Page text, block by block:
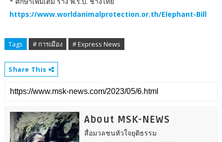
https://www.worldanimalprotection.or.th/Elephant-Bill
Tags # การเมือง # Express News
Share This
About MSK-NEWS
สื่อมวลชนหัวใจยุติธรรม